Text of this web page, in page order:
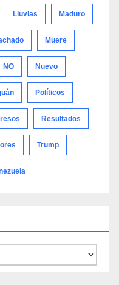
Lluvias Maduro
Muere
NO Nuevo
Políticos
Resultados
Trump